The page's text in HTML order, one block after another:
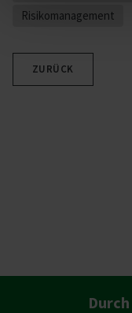
Risikomanagement
ZURÜCK